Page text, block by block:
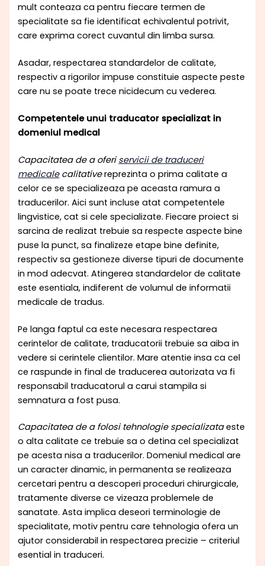
mult conteaza ca pentru fiecare termen de
specialitate sa fie identificat echivalentul potrivit,
care exprima corect cuvantul din limba sursa.
Asadar, respectarea standardelor de calitate,
respectiv a rigorilor impuse constituie aspecte peste
care nu se poate trece nicidecum cu vederea.
Competentele unui traducator specializat in
domeniul medical
Capacitatea de a oferiservicii de traduceri
medicalecalitativereprezinta o prima calitate a
celor ce se specializeaza pe aceasta ramura a
traducerilor. Aici sunt incluse atat competentele
lingvistice, cat si cele specializate. Fiecare proiect si
sarcina de realizat trebuie sa respecte aspecte bine
puse la punct, sa finalizeze etape bine definite,
respectiv sa gestioneze diverse tipuri de documente
in mod adecvat. Atingerea standardelor de calitate
este esentiala, indiferent de volumul de informatii
medicale de tradus.
Pe langa faptul ca este necesara respectarea
cerintelor de calitate, traducatorii trebuie sa aiba in
vedere si cerintele clientilor. Mare atentie insa ca cel
ce raspunde in final de traducerea autorizata va fi
responsabil traducatorul a carui stampila si
semnatura a fost pusa.
Capacitatea de a folosi tehnologie specializataeste
o alta calitate ce trebuie sa o detina cel specializat
pe acesta nisa a traducerilor. Domeniul medical are
un caracter dinamic, in permanenta se realizeaza
cercetari pentru a descoperi proceduri chirurgicale,
tratamente diverse ce vizeaza problemele de
sanatate. Asta implica deseori terminologie de
specialitate, motiv pentru care tehnologia ofera un
ajutor considerabil in respectarea precizie – criteriul
esential in traduceri.